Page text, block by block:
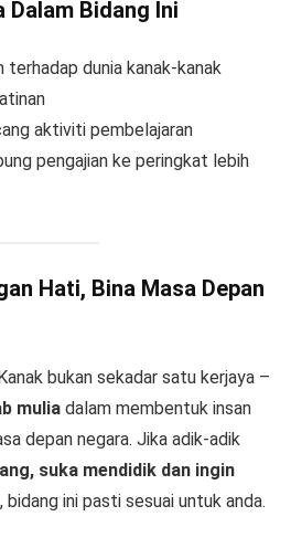
Dalam Bidang Ini
dunia kanak-kanak
aktiviti pembelajaran
pengajian ke peringkat lebih
Hati, Bina Masa Depan
bukan sekadar satu kerjaya –
mulia dalam membentuk insan
depan negara. Jika adik-adik
suka mendidik dan ingin
, bidang ini pasti sesuai untuk anda.